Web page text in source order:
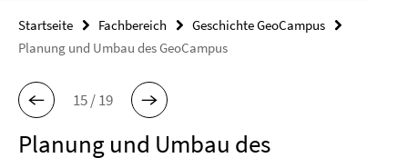
Startseite Fachbereich
Geschichte GeoCampus
Planung und Umbau des GeoCampus
15 / 19
Planung und Umbau des